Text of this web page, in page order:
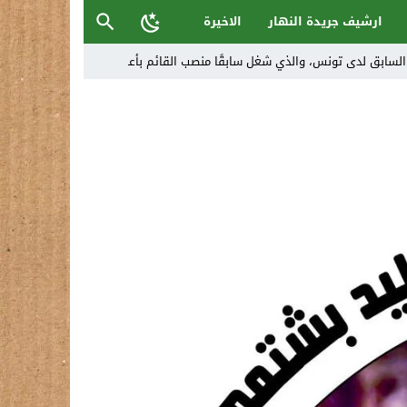
ارشيف جريدة النهار
الاخيرة
وتدعو إلى تحري الدقة